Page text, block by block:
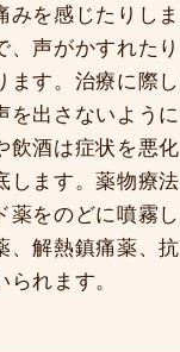
みを感じたりし
、声がかすれた
ます。治療に際
を出さないよう
飲酒は症状を悪化
します。薬物療
薬をのどに噴霧
、解熱鎮痛薬、
れます。